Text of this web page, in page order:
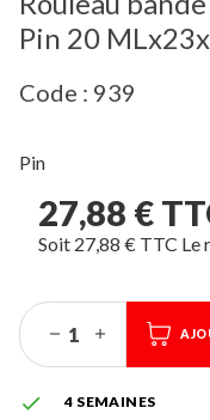
Pin 20
Code : 939
Pin
27,88 €
Soit 27,88 € TTC Le
 4 SEMAINES